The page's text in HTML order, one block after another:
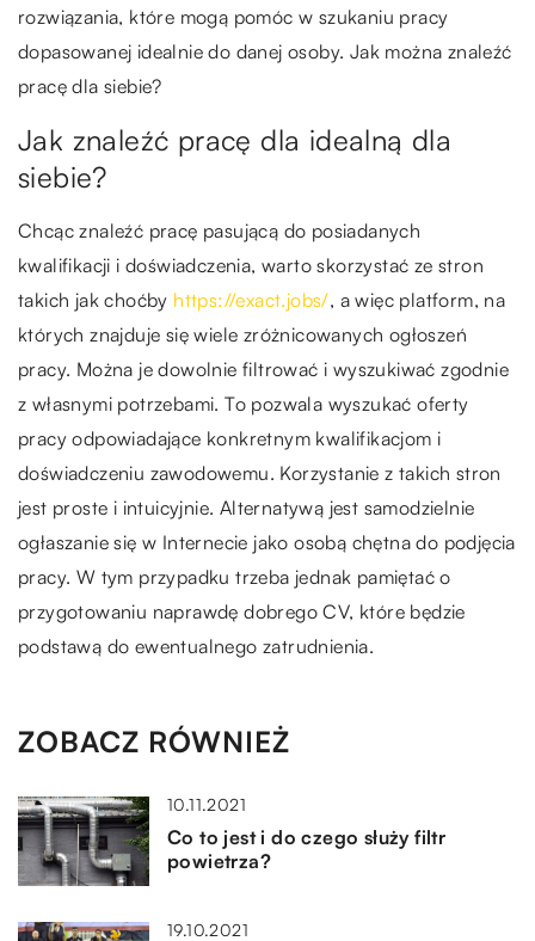
rozwiązania, które mogą pomóc w szukaniu pracy
dopasowanej idealnie do danej osoby. Jak można znaleźć
pracę dla siebie?
Jak znaleźć pracę dla idealną dla
siebie?
Chcąc znaleźć pracę pasującą do posiadanych
kwalifikacji i doświadczenia, warto skorzystać ze stron
takich jak choćby https://exact.jobs/, a więc platform, na
których znajduje się wiele zróżnicowanych ogłoszeń
pracy. Można je dowolnie filtrować i wyszukiwać zgodnie
z własnymi potrzebami. To pozwala wyszukać oferty
pracy odpowiadające konkretnym kwalifikacjom i
doświadczeniu zawodowemu. Korzystanie z takich stron
jest proste i intuicyjnie. Alternatywą jest samodzielnie
ogłaszanie się w Internecie jako osobą chętna do podjęcia
pracy. W tym przypadku trzeba jednak pamiętać o
przygotowaniu naprawdę dobrego CV, które będzie
podstawą do ewentualnego zatrudnienia.
ZOBACZ RÓWNIEŻ
10.11.2021
Co to jest i do czego służy filtr
powietrza?
19.10.2021